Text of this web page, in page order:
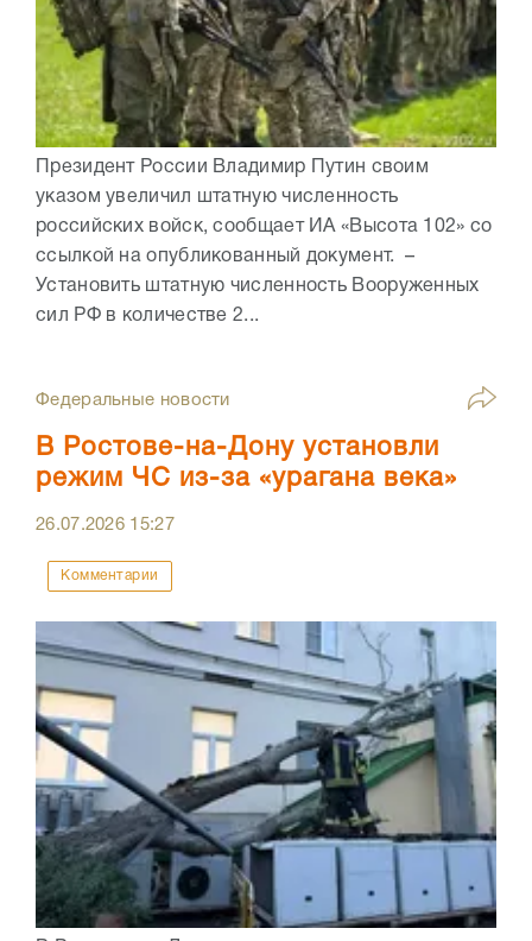
Президент России Владимир Путин своим
указом увеличил штатную численность
российских войск, сообщает ИА «Высота 102» со
ссылкой на опубликованный документ. –
Установить штатную численность Вооруженных
сил РФ в количестве 2...
Федеральные новости
В Ростове-на-Дону установли
режим ЧС из-за «урагана века»
26.07.2026 15:27
Комментарии